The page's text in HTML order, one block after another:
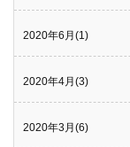
2020年6月(1)
2020年4月(3)
2020年3月(6)